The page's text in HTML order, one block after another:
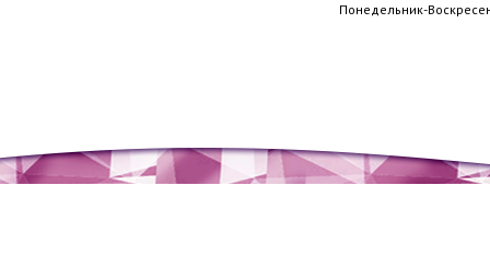
Понедельник-